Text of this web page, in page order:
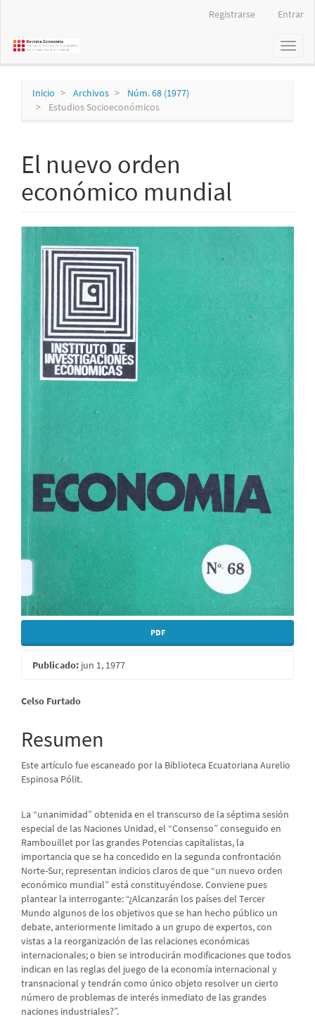
principal
Registrarse Entrar
Toggle
Inicio Archivos
Núm. 68 (1977)
Estudios Socioeconómicos
El nuevo orden
económico mundial
Barra
lateral
del
artículo
PDF
Publicado: jun 1, 1977
Contenido
principal
del
artículo
Celso Furtado
Resumen
Este artículo fue escaneado por la Biblioteca Ecuatoriana Aurelio
Espinosa Pólit.
La “unanimidad” obtenida en el transcurso de la séptima sesión
especial de las Naciones Unidad, el “Consenso” conseguido en
Rambouillet por las grandes Potencias capitalistas, la
importancia que se ha concedido en la segunda confrontación
Norte-Sur, representan indicios claros de que “un nuevo orden
económico mundial” está constituyéndose. Conviene pues
plantear la interrogante: “¿Alcanzarán los países del Tercer
Mundo algunos de los objetivos que se han hecho público un
debate, anteriormente limitado a un grupo de expertos, con
vistas a la reorganización de las relaciones económicas
internacionales; o bien se introducirán modificaciones que todos
indican en las reglas del juego de la economía internacional y
transnacional y tendrán como único objeto resolver un cierto
número de problemas de interés inmediato de las grandes
naciones industriales?”.